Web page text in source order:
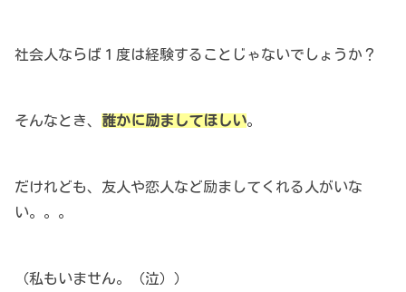
社会人ならば１度は経験することじゃないでしょうか？
そんなとき、 誰かに励ましてほしい。
だけれども、友人や恋人など励ましてくれる人がいな
い。。。
（私もいません。（泣））